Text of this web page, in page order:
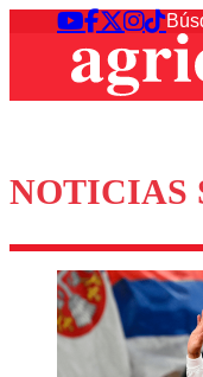
NOTICIAS